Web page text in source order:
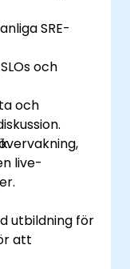
SRE-
och
och
live-
utbildning för
att